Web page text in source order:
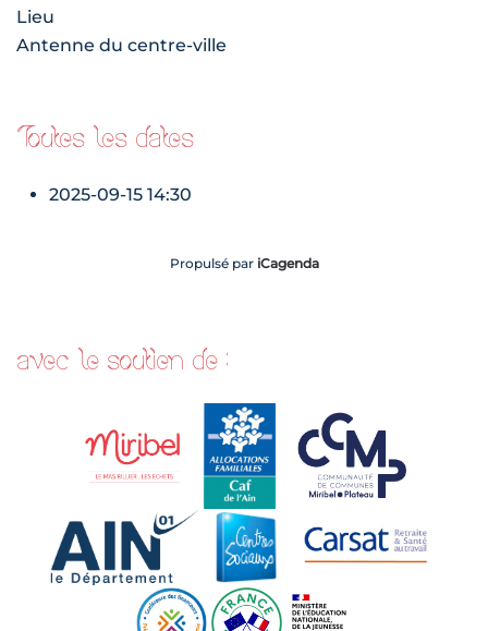
Lieu
Antenne du centre-ville
Toutes les dates
2025-09-15 14:30
Propulsé par iCagenda
avec le soutien de :